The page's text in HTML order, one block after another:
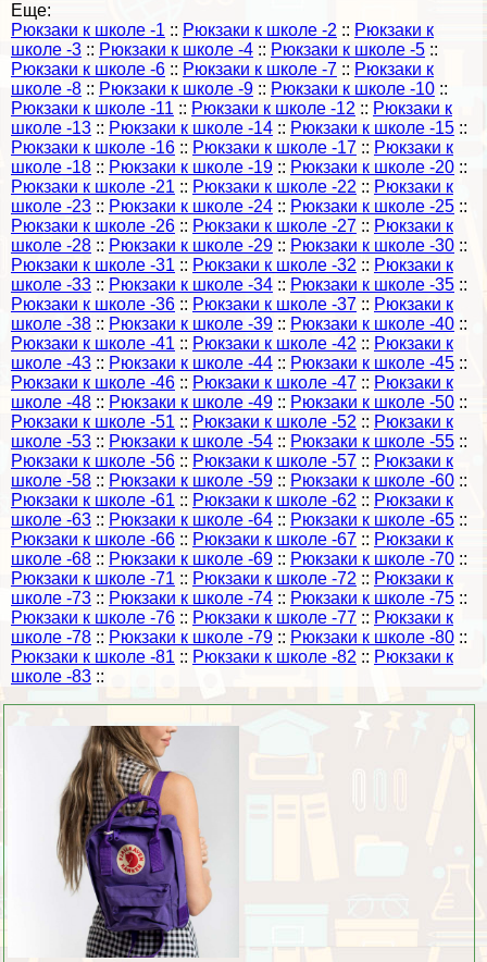
Еще:
Рюкзаки к школе -1 :: Рюкзаки к школе -2 :: Рюкзаки к
школе -3 :: Рюкзаки к школе -4 :: Рюкзаки к школе -5 ::
Рюкзаки к школе -6 :: Рюкзаки к школе -7 :: Рюкзаки к
школе -8 :: Рюкзаки к школе -9 :: Рюкзаки к школе -10 ::
Рюкзаки к школе -11 :: Рюкзаки к школе -12 :: Рюкзаки к
школе -13 :: Рюкзаки к школе -14 :: Рюкзаки к школе -15 ::
Рюкзаки к школе -16 :: Рюкзаки к школе -17 :: Рюкзаки к
школе -18 :: Рюкзаки к школе -19 :: Рюкзаки к школе -20 ::
Рюкзаки к школе -21 :: Рюкзаки к школе -22 :: Рюкзаки к
школе -23 :: Рюкзаки к школе -24 :: Рюкзаки к школе -25 ::
Рюкзаки к школе -26 :: Рюкзаки к школе -27 :: Рюкзаки к
школе -28 :: Рюкзаки к школе -29 :: Рюкзаки к школе -30 ::
Рюкзаки к школе -31 :: Рюкзаки к школе -32 :: Рюкзаки к
школе -33 :: Рюкзаки к школе -34 :: Рюкзаки к школе -35 ::
Рюкзаки к школе -36 :: Рюкзаки к школе -37 :: Рюкзаки к
школе -38 :: Рюкзаки к школе -39 :: Рюкзаки к школе -40 ::
Рюкзаки к школе -41 :: Рюкзаки к школе -42 :: Рюкзаки к
школе -43 :: Рюкзаки к школе -44 :: Рюкзаки к школе -45 ::
Рюкзаки к школе -46 :: Рюкзаки к школе -47 :: Рюкзаки к
школе -48 :: Рюкзаки к школе -49 :: Рюкзаки к школе -50 ::
Рюкзаки к школе -51 :: Рюкзаки к школе -52 :: Рюкзаки к
школе -53 :: Рюкзаки к школе -54 :: Рюкзаки к школе -55 ::
Рюкзаки к школе -56 :: Рюкзаки к школе -57 :: Рюкзаки к
школе -58 :: Рюкзаки к школе -59 :: Рюкзаки к школе -60 ::
Рюкзаки к школе -61 :: Рюкзаки к школе -62 :: Рюкзаки к
школе -63 :: Рюкзаки к школе -64 :: Рюкзаки к школе -65 ::
Рюкзаки к школе -66 :: Рюкзаки к школе -67 :: Рюкзаки к
школе -68 :: Рюкзаки к школе -69 :: Рюкзаки к школе -70 ::
Рюкзаки к школе -71 :: Рюкзаки к школе -72 :: Рюкзаки к
школе -73 :: Рюкзаки к школе -74 :: Рюкзаки к школе -75 ::
Рюкзаки к школе -76 :: Рюкзаки к школе -77 :: Рюкзаки к
школе -78 :: Рюкзаки к школе -79 :: Рюкзаки к школе -80 ::
Рюкзаки к школе -81 :: Рюкзаки к школе -82 :: Рюкзаки к
школе -83 ::